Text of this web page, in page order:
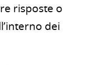
risposte o
dei